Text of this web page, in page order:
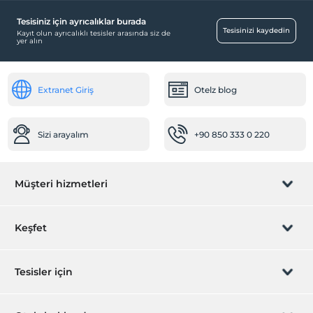
Havuz
Klima
Tesisiniz için ayrıcalıklar burada
Kayıt olun ayrıcalıklı tesisler arasında siz de
yer alın
Tesisinizi kaydedin
Extranet Giriş Otelz blog
Sizi arayalım +90 850 333 0 220
Müşteri hizmetleri
Rezervasyon yönet
Keşfet
Hediye Kart
Tesisler için